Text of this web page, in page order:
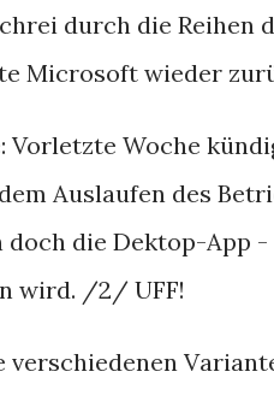
durch die Reihen
Microsoft wieder
Vorletzte Woche
Auslaufen des
die Dektop-App
wird. /2/ UFF!